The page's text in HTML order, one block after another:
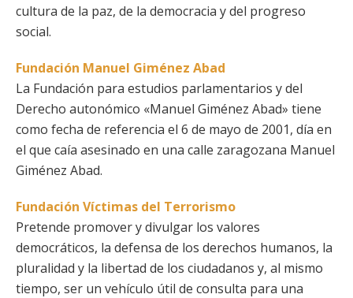
cultura de la paz, de la democracia y del progreso
social.
Fundación Manuel Giménez Abad
La Fundación para estudios parlamentarios y del
Derecho autonómico «Manuel Giménez Abad» tiene
como fecha de referencia el 6 de mayo de 2001, día en
el que caía asesinado en una calle zaragozana Manuel
Giménez Abad.
Fundación Víctimas del Terrorismo
Pretende promover y divulgar los valores
democráticos, la defensa de los derechos humanos, la
pluralidad y la libertad de los ciudadanos y, al mismo
tiempo, ser un vehículo útil de consulta para una